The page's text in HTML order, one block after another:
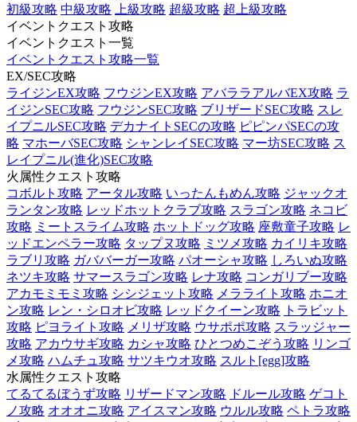
初級攻略 中級攻略 上級攻略 超級攻略 超上級攻略
イベントクエスト攻略
イベントクエスト一覧
イベントクエスト攻略一覧
EX/SEC攻略
ライジンEX攻略 フウジンEX攻略 アバララアルバEX攻略 ラ
イジンSEC攻略 フウジンSEC攻略 ブリザードSEC攻略 スレ
イプニルSEC攻略 デカナイトSECの攻略 ピピンパSECの攻
略 マホーバSEC攻略 シャンレイSEC攻略 マー坊SEC攻略 ス
レイプニル(進化)SEC攻略
火属性クエスト攻略
コボルト攻略 アータル攻略 いったんもめん攻略 ジャックオ
ランタン攻略 レッドホットクラブ攻略 スラゴン攻略 ネコビ
攻略 ミートスライム攻略 ホットドッグ攻略 座敷童子攻略 レ
ッドエンペラー攻略 タップヌ攻略 ミツメ攻略 カイリキ攻略
ラブリ攻略 ガババーガー攻略 パオーシャ攻略 しろいぬ攻略
ネツキ攻略 サマースラゴン攻略 レナ攻略 コンガリブー攻略
アカモミモミ攻略 シシジェット攻略 メラライト攻略 ホニオ
ン攻略 レン・シロオビ攻略 レッドクイーン攻略
トラビット
攻略 ピヨライト攻略 メリザ攻略 ウサポポ攻略 スラッジャー
攻略 アカウサギ攻略 カシャ攻略 ひとつめこぞう攻略 リンゴ
メ攻略 ハムチュ攻略 サツキウオ攻略 スルト[egg]攻略
水属性クエスト攻略
てるてるぼうず攻略 リザードマン攻略 ドルール攻略 ゲコト
ノ攻略 オオオニ攻略 アイスマン攻略 ウルル攻略 ペトラ攻略